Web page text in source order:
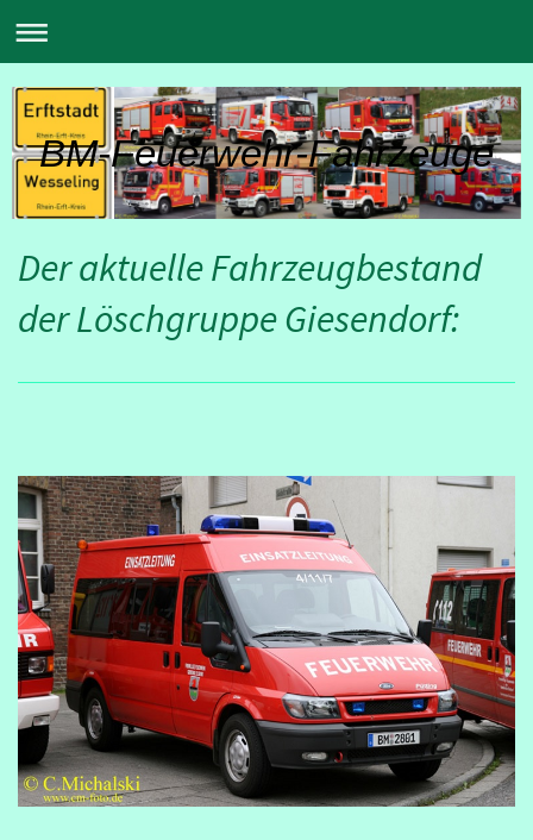
BM-Feuerwehr-Fahrzeuge
Der aktuelle Fahrzeugbestand
der Löschgruppe Giesendorf: